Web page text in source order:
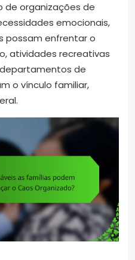
de organizações de
emocionais,
possam enfrentar o
atividades recreativas
de
o vínculo familiar,